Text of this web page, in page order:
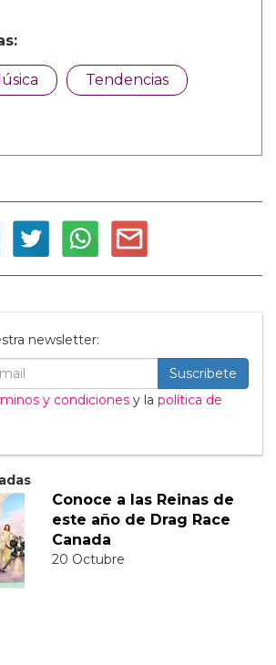
Tendencias
newsletter:
Suscribete
y condiciones y la política de
Conoce a las Reinas de
este año de Drag Race
Canada
20 Octubre